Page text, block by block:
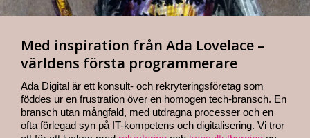
Med inspiration från Ada Lovelace –
världens första programmerare
Ada Digital är ett konsult- och rekryteringsföretag som
föddes ur en frustration över en homogen tech-bransch. En
bransch utan mångfald, med utdragna processer och en
ofta förlegad syn på IT-kompetens och digitalisering. Vi tror